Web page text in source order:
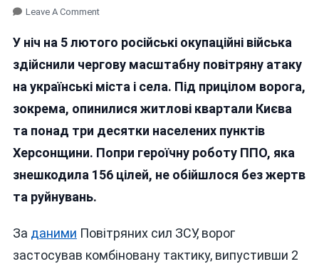
Leave A CommentOn
Удари
Рашистів
Україні:
4
Херсонщині,
Поранені
У ніч на 5 лютого російські окупаційні війська
здійснили чергову масштабну повітряну атаку
на українські міста і села. Під прицілом ворога,
зокрема, опинилися житлові квартали Києва
та понад три десятки населених пунктів
Херсонщини. Попри героїчну роботу ППО, яка
знешкодила 156 цілей, не обійшлося без жертв
та руйнувань.
За даними Повітряних сил ЗСУ, ворог
застосував комбіновану тактику, випустивши 2